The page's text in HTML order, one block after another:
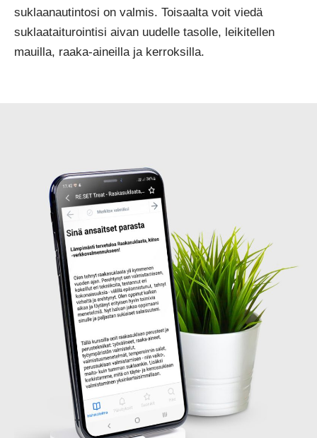
suklaanautintosi on valmis. Toisaalta voit viedä
suklaataiturointisi aivan uudelle tasolle, leikitellen
mauilla, raaka-aineilla ja kerroksilla.